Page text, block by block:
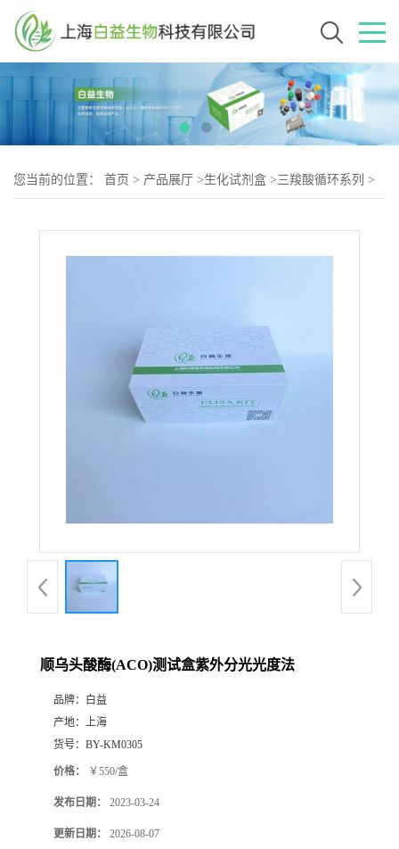
您当前的位置： 首页 > 产品展厅 >生化试剂盒 >三羧酸循环系列 >
顺乌头酸酶(ACO)测试盒紫外分光光度法
品牌：
白益
产地： 上海
货号： BY-KM0305
价格： ￥550/盒
发布日期： 2023-03-24
更新日期： 2026-08-07